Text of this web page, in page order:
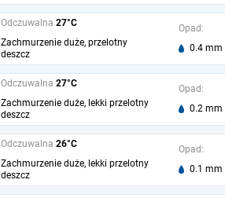
Odczuwalna 27°C
Zachmurzenie duże, przelotny
deszcz
Opad:
0.4 mm
Odczuwalna 27°C
Zachmurzenie duże, lekki przelotny
deszcz
Opad:
0.2 mm
Odczuwalna 26°C
Zachmurzenie duże, lekki przelotny
deszcz
Opad:
0.1 mm